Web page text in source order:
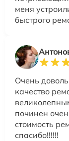
меня
быстрого
Очень
качество
починен
стоимость
спасибо!!!!!!